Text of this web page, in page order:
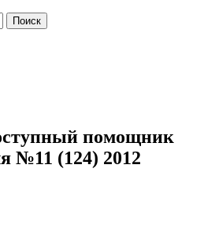
помощник
№11 (124) 2012